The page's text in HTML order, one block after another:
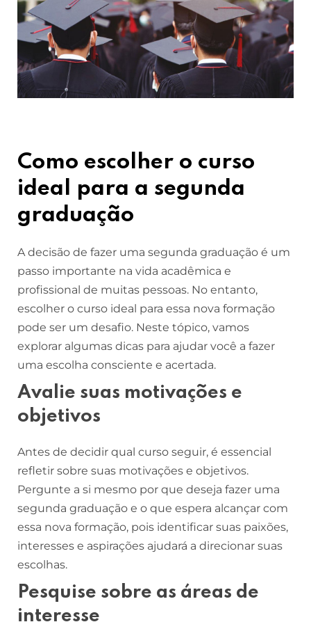
Como escolher o curso
ideal para a segunda
graduação
A decisão de fazer uma segunda graduação é um
passo importante na vida acadêmica e
profissional de muitas pessoas. No entanto,
escolher o curso ideal para essa nova formação
pode ser um desafio. Neste tópico, vamos
explorar algumas dicas para ajudar você a fazer
uma escolha consciente e acertada.
Avalie suas motivações e
objetivos
Antes de decidir qual curso seguir, é essencial
refletir sobre suas motivações e objetivos.
Pergunte a si mesmo por que deseja fazer uma
segunda graduação e o que espera alcançar com
essa nova formação, pois identificar suas paixões,
interesses e aspirações ajudará a direcionar suas
escolhas.
Pesquise sobre as áreas de
interesse